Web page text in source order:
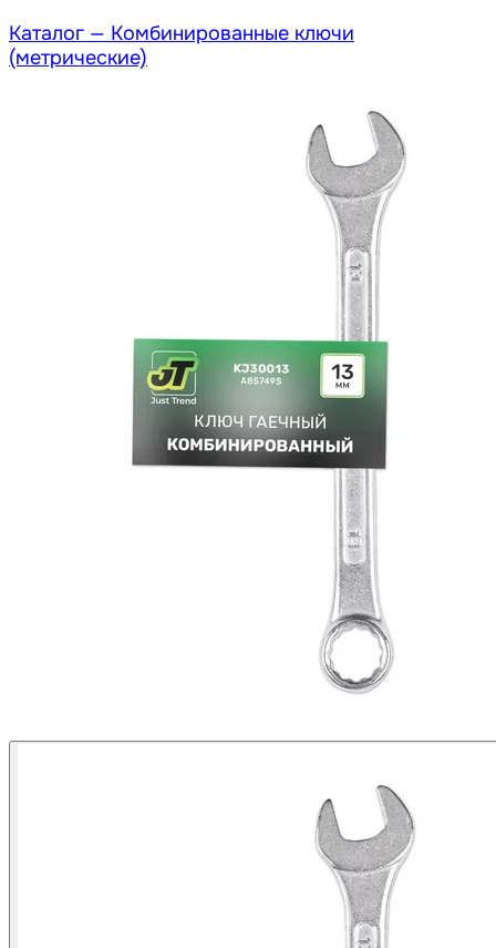
Каталог — Комбинированные ключи
(метрические)